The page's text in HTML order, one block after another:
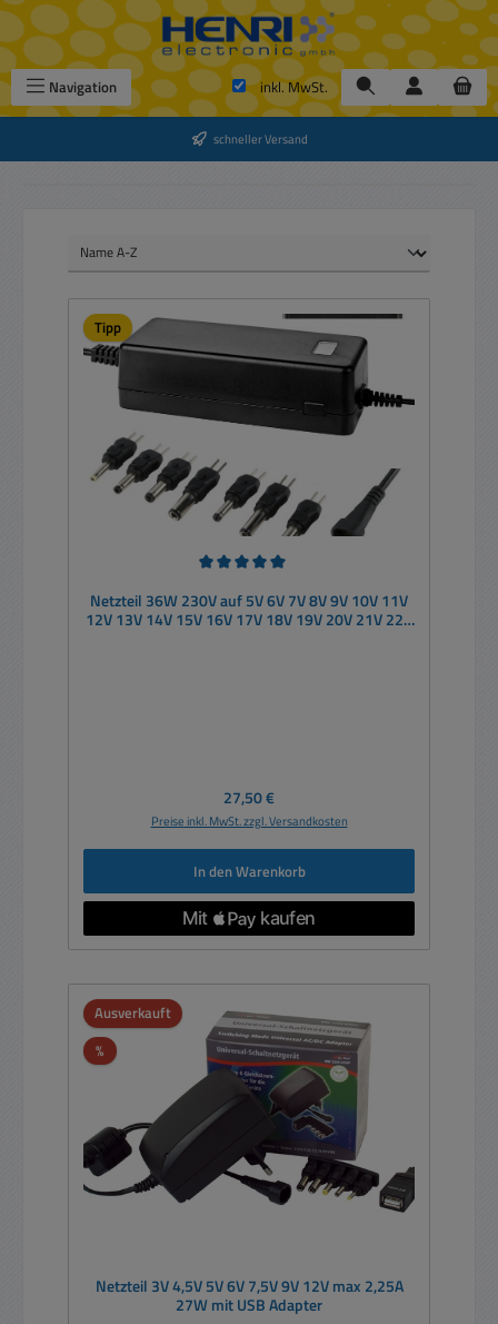
Zum Hauptinhalt springen
Navigation inkl. MwSt.
schneller Versand
Tipp
Netzteil 36W 230V auf 5V 6V 7V 8V 9V 10V 11V
12V 13V 14V 15V 16V 17V 18V 19V 20V 21V 22V
Regulärer Preis:
27,50 €
Preise inkl. MwSt. zzgl. Versandkosten
In den Warenkorb
Ausverkauft
%Rabatt
Netzteil 3V 4,5V 5V 6V 7,5V 9V 12V max 2,25A
27W mit USB Adapter